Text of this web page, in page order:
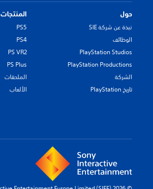
حول
نبذة عن شركة SIE
الوظائف
PlayStation Studios
PlayStation Productions
الشركة
تاريخ PlayStation
المنتجات
PS5
PS4
PS VR2
PS Plus
الملحقات
الألعاب